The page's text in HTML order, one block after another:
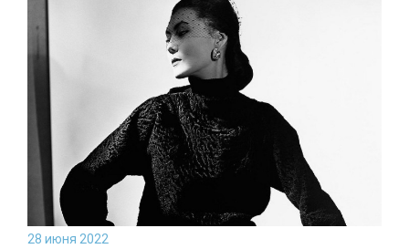
28 июня 2022